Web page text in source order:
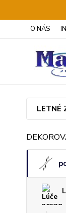
O NÁS
LETNÉ